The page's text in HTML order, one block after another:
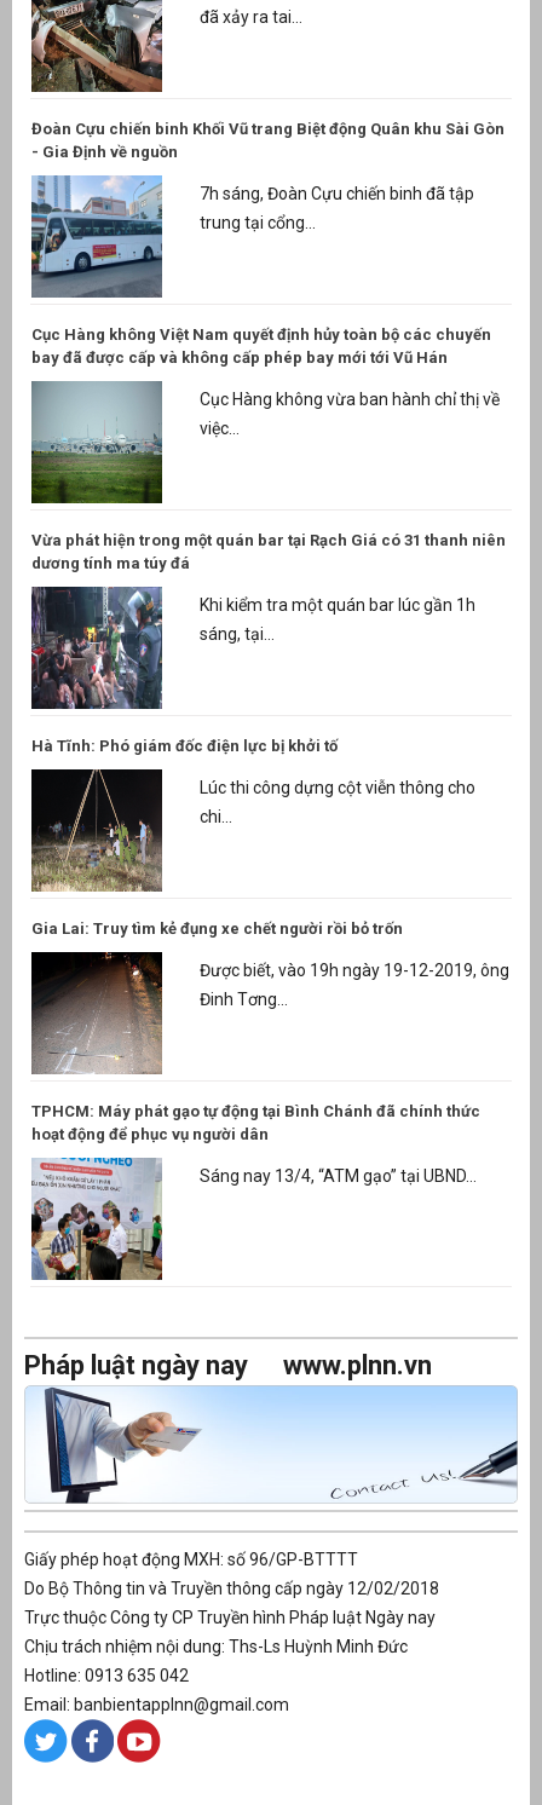
đã xảy ra tai...
Đoàn Cựu chiến binh Khối Vũ trang Biệt động Quân khu Sài Gòn
- Gia Định về nguồn
7h sáng, Đoàn Cựu chiến binh đã tập
trung tại cổng...
Cục Hàng không Việt Nam quyết định hủy toàn bộ các chuyến
bay đã được cấp và không cấp phép bay mới tới Vũ Hán
Cục Hàng không vừa ban hành chỉ thị về
việc...
Vừa phát hiện trong một quán bar tại Rạch Giá có 31 thanh niên
dương tính ma túy đá
Khi kiểm tra một quán bar lúc gần 1h
sáng, tại...
Hà Tĩnh: Phó giám đốc điện lực bị khởi tố
Lúc thi công dựng cột viễn thông cho
chi...
Gia Lai: Truy tìm kẻ đụng xe chết người rồi bỏ trốn
Được biết, vào 19h ngày 19-12-2019, ông
Đinh Tơng...
TPHCM: Máy phát gạo tự động tại Bình Chánh đã chính thức
hoạt động để phục vụ người dân
Sáng nay 13/4, “ATM gạo” tại UBND...
Pháp luật ngày nay www.plnn.vn
Giấy phép hoạt động MXH: số 96/GP-BTTTT
Do Bộ Thông tin và Truyền thông cấp ngày 12/02/2018
Trực thuộc Công ty CP Truyền hình Pháp luật Ngày nay
Chịu trách nhiệm nội dung: Ths-Ls Huỳnh Minh Đức
Hotline: 0913 635 042
Email: banbientapplnn@gmail.com